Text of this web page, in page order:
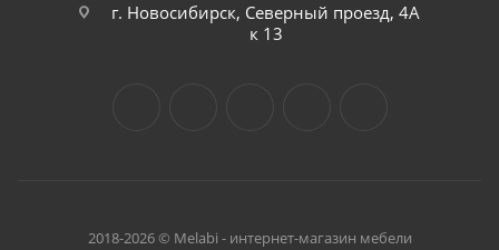
г. Новосибирск, Северный проезд, 4А
к 13
2018-2026 © Melabi - интернет-магазин мебели